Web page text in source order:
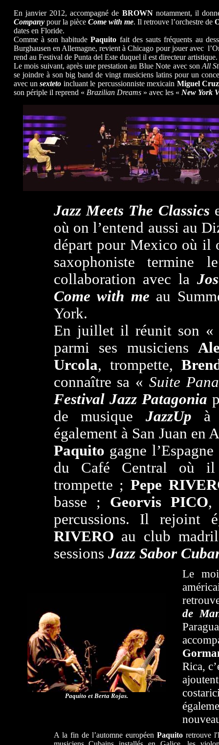
En janvier 2012, accompagné de BROWNnotamment, il
Companypour la pièce Come with me. Il retrouve l’orchestre de
dates en Floride.
Comme à son habitudePaquito fait des sauts fréquents au
Burghausen en Allemagne, revient à Chicago pour jouer avec
rend au Festival de Punta del Este duquel il est directeur artistique.
Le mois suivant, après une prestation au Blue Note avec son All
se joindre à son big band de vingt musiciens latins pour un
avec unsexteto incluant le percussionniste mexicain Miguel Cruz
son périple il reprend « Brazilian Dreams» avec les « New York
Jazz Meets The Classics
où on l’entend aussi au
départ pour Mexico où il
saxophoniste termine
collaboration avec la
Come with me au
York.
En juillet il réunit son
parmi ses musiciens
Urcola, trompette,
connaître sa « Suite
Festival Jazz Patagonia
de musique JazzUp à
également à San Juan en
Paquito gagne
du Café Central où
trompette ;Pepe
basse ; Georvis PICO
percussions. Il rejoint
RIVERO au club
sessions Jazz Sabor
Paquito et Berta Rojas.
Le
de
Rica,
A la fin de l’automne européen Paquitoretrouve